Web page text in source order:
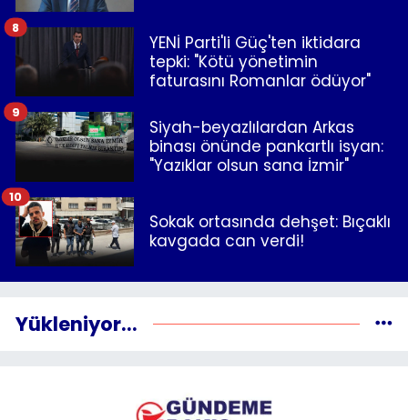
YENİ Parti'li Güç'ten iktidara
tepki: "Kötü yönetimin
faturasını Romanlar ödüyor"
8
Siyah-beyazlılardan Arkas
binası önünde pankartlı isyan:
"Yazıklar olsun sana İzmir"
9
Sokak ortasında dehşet: Bıçaklı
kavgada can verdi!
10
Yükleniyor...